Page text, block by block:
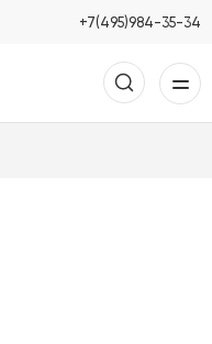
+7(495)984-35-34